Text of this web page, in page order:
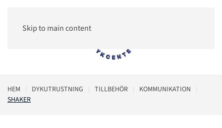
Skip to main content
HEM DYKUTRUSTNING TILLBEHÖR
KOMMUNIKATION
SHAKER